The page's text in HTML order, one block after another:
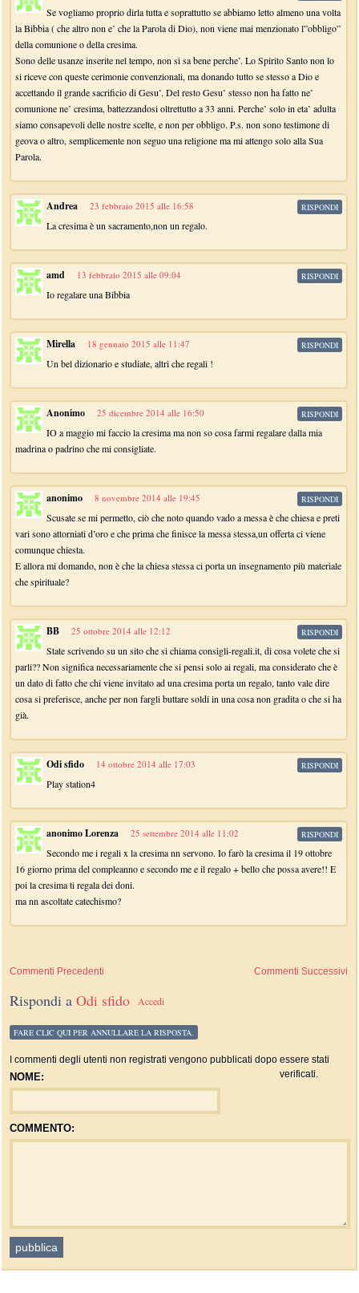
Se vogliamo proprio dirla tutta e soprattutto se abbiamo letto almeno una volta
la Bibbia ( che altro non e’ che la Parola di Dio), non viene mai menzionato l”obbligo”
della comunione o della cresima.
Sono delle usanze inserite nel tempo, non si sa bene perche’. Lo Spirito Santo non lo
si riceve con queste cerimonie convenzionali, ma donando tutto se stesso a Dio e
accettando il grande sacrificio di Gesu’. Del resto Gesu’ stesso non ha fatto ne’
comunione ne’ cresima, battezzandosi oltrettutto a 33 anni. Perche’ solo in eta’ adulta
siamo consapevoli delle nostre scelte, e non per obbligo. P.s. non sono testimone di
geova o altro, semplicemente non seguo una religione ma mi attengo solo alla Sua
Parola.
Andrea 23 febbraio 2015 alle 16:58
La cresima è un sacramento,non un regalo.
RISPONDI
amd 13 febbraio 2015 alle 09:04
Io regalare una Bibbia
RISPONDI
Mirella 18 gennaio 2015 alle 11:47
Un bel dizionario e studiate, altri che regali !
RISPONDI
Anonimo 25 dicembre 2014 alle 16:50
IO a maggio mi faccio la cresima ma non so cosa farmi regalare dalla mia
madrina o padrino che mi consigliate.
RISPONDI
anonimo 8 novembre 2014 alle 19:45
Scusate se mi permetto, ciò che noto quando vado a messa è che chiesa e preti
vari sono attorniati d’oro e che prima che finisce la messa stessa,un offerta ci viene
comunque chiesta.
E allora mi domando, non è che la chiesa stessa ci porta un insegnamento più materiale
che spirituale?
RISPONDI
BB 25 ottobre 2014 alle 12:12
State scrivendo su un sito che si chiama consigli-regali.it, di cosa volete che si
parli?? Non significa necessariamente che si pensi solo ai regali, ma considerato che è
un dato di fatto che chi viene invitato ad una cresima porta un regalo, tanto vale dire
cosa si preferisce, anche per non fargli buttare soldi in una cosa non gradita o che si ha
già.
RISPONDI
Odi sfido 14 ottobre 2014 alle 17:03
Play station4
RISPONDI
anonimo Lorenza 25 settembre 2014 alle 11:02
Secondo me i regali x la cresima nn servono. Io farò la cresima il 19 ottobre
16 giorno prima del compleanno e secondo me e il regalo + bello che possa avere!! E
poi la cresima ti regala dei doni.
ma nn ascoltate catechismo?
RISPONDI
Commenti Precedenti Commenti Successivi
Rispondi aOdi sfido Accedi
FARE CLIC QUI PER ANNULLARE LA RISPOSTA.
I commenti degli utenti non registrati vengono pubblicati dopo essere stati
verificati.
NOME:
COMMENTO: